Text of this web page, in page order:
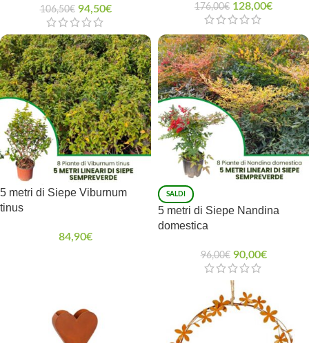
106,50€ 94,50€ 176,00€ 128,00€
5 metri di Siepe Viburnum
tinus
84,90€
SALDI
5 metri di Siepe Nandina
domestica
96,00€ 90,00€